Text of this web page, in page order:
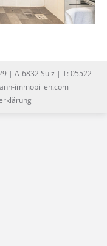
| A-6832 Sulz | T: 05522
immobilien.com